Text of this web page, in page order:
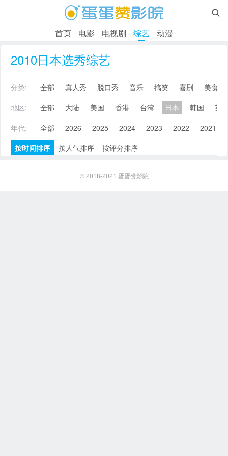

首页 电影 电视剧 综艺 动漫
2010日本选秀综艺
分类: 全部 真人秀 脱口秀 音乐 搞笑 喜剧
美食
地区:
全部 大陆 美国 香港 台湾 日本 韩国
英
年代:
全部 2026 2025 2024 2023 2022 2021
按时间排序
按人气排序 按评分排序
© 2018-2021 蛋蛋赞影院